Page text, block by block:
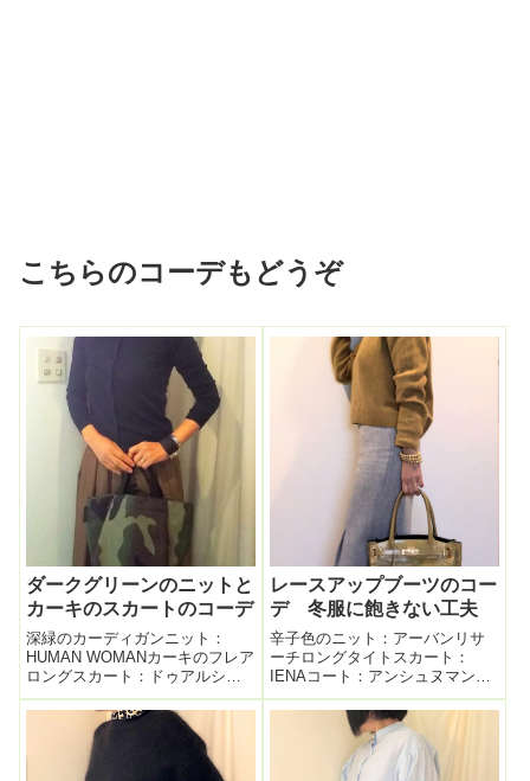
こちらのコーデもどうぞ
ダークグリーンのニットと
カーキのスカートのコーデ
深緑のカーディガンニット：
HUMAN WOMANカーキのフレア
ロングスカート：ドゥアルシー
ブコート：tomorrowlandスエー
ドパンプス：carino迷彩柄トー
ト：エルベシャプリエ本日、髪
を全体にホットカーラーで巻い
て、深緑色のバンスグ...
レースアップブーツのコー
デ 冬服に飽きない工夫
辛子色のニット：アーバンリサ
ーチロングタイトスカート：
IENAコート：アンシュヌマンミ
ニョンバッグ：ADMJレースアッ
プブーツ：BELL FLORRIE１月
後半になって寒い日が急に続く
ようになった。「暖かくなるま
であと２か月か・・」と思う